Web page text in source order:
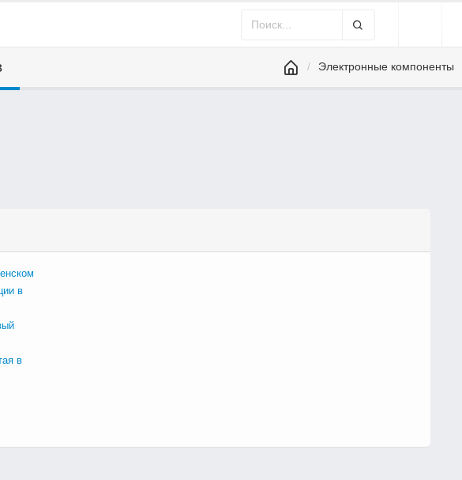
Электронные компоненты
в
в